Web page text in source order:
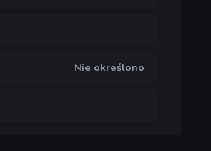
Nie określono